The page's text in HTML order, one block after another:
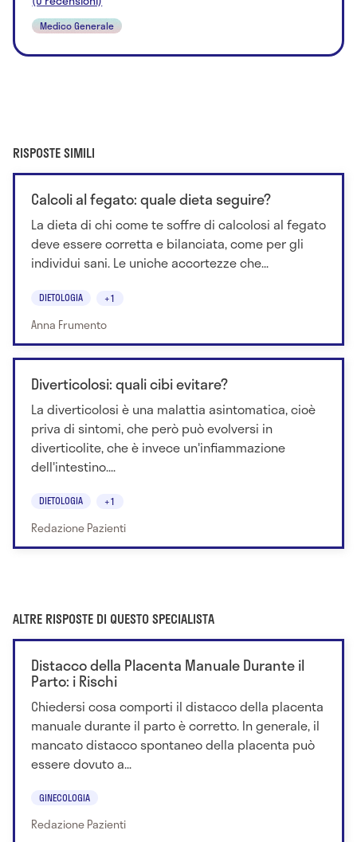
Medico Generale
RISPOSTE SIMILI
Calcoli al fegato: quale dieta seguire?
La dieta di chi come te soffre di calcolosi al fegato
deve essere corretta e bilanciata, come per gli
individui sani. Le uniche accortezze che...
DIETOLOGIA +1
Anna Frumento
Diverticolosi: quali cibi evitare?
La diverticolosi è una malattia asintomatica, cioè
priva di sintomi, che però può evolversi in
diverticolite, che è invece un'infiammazione
dell'intestino....
DIETOLOGIA +1
Redazione Pazienti
ALTRE RISPOSTE DI QUESTO SPECIALISTA
Distacco della Placenta Manuale Durante il
Parto: i Rischi
Chiedersi cosa comporti il distacco della placenta
manuale durante il parto è corretto. In generale, il
mancato distacco spontaneo della placenta può
essere dovuto a...
GINECOLOGIA
Redazione Pazienti